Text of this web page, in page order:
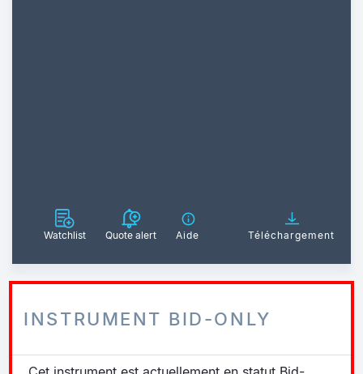
Watchlist Quote alert Aide Téléchargement
INSTRUMENT BID-ONLY